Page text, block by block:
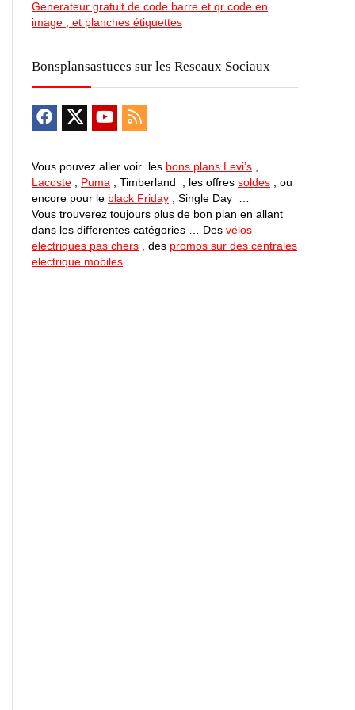
Generateur gratuit de code barre et qr code en
image , et planches étiquettes
Bonsplansastuces sur les Reseaux Sociaux
Vous pouvez aller voir les bons plans Levi’s
Lacoste
Puma , Timberland , les offres soldes , ou
encore pour le black Friday , Single Day …
Vous trouverez toujours plus de bon plan en allant
dans les differentes catégories … Des vélos
electriques pas chers , des promos sur des centrales
electrique mobiles